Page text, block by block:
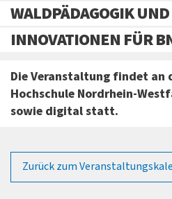
WALDPÄDAGOGIK
INNOVATIONEN FÜR
Die Veranstaltung findet an
Hochschule Nordrhein-
sowie digital statt.
Zurück zum